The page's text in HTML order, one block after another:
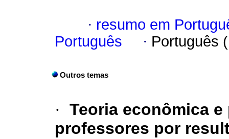
· resumo em
Português
· Português
Outros temas
· Teoria econômica
professores por